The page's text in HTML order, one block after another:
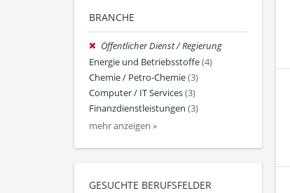
BRANCHE
Öffentlicher Dienst / Regierung
Energie und Betriebsstoffe(4)
Chemie / Petro-Chemie(3)
Computer / IT Services(3)
Finanzdienstleistungen (3)
mehr anzeigen »
GESUCHTE BERUFSFELDER